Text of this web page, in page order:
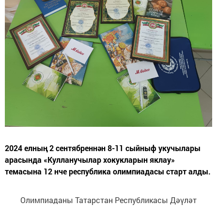
2024 елның 2 сентябреннән 8-11 сыйныф укучылары
арасында «Кулланучылар хокукларын яклау»
темасына 12 нче республика олимпиадасы старт алды.
Олимпиаданы Татарстан Республикасы Дәүләт